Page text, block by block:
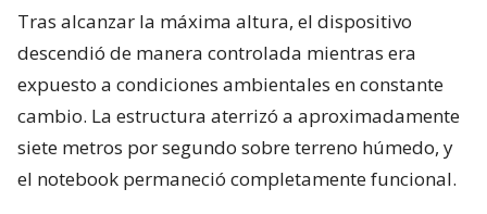
Tras alcanzar la máxima altura, el dispositivo
descendió de manera controlada mientras era
expuesto a condiciones ambientales en constante
cambio. La estructura aterrizó a aproximadamente
siete metros por segundo sobre terreno húmedo, y
el notebook permaneció completamente funcional.